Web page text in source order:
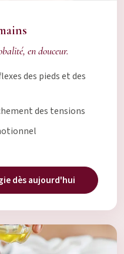
en douceur.
des pieds et des
des tensions
dès aujourd'hui